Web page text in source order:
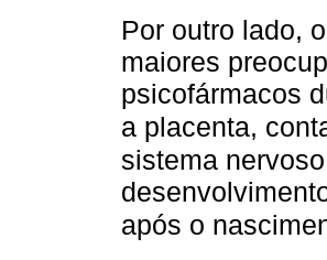
Por outro lado,
maiores
psicofármacos
a placenta,
sistema
após o